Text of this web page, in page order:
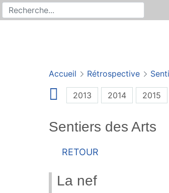
Recherche sur le site
Rechercher
Accueil Rétrospective
2013 2014 2015
Sentiers des Arts
Retour
La nef